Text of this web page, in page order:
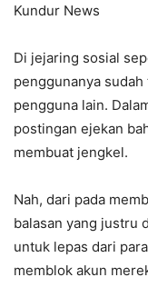
Kundur News
Di jejaring sosial
penggunanya
pengguna lain.
postingan ejekan
membuat jengkel.
Nah, dari pada
balasan yang justru
untuk lepas dari
memblok akun